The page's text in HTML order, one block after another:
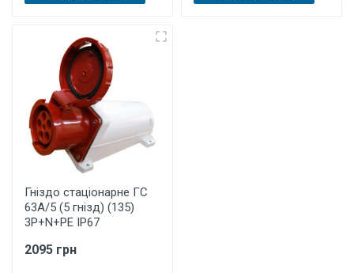
Гніздо стаціонарне ГС
63А/5 (5 гнізд) (135)
3P+N+PE IP67
2095 грн